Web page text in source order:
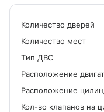
Количество дверей
Количество мест
Tип ДВС
Расположение
Расположение
Кол-во клапанов на